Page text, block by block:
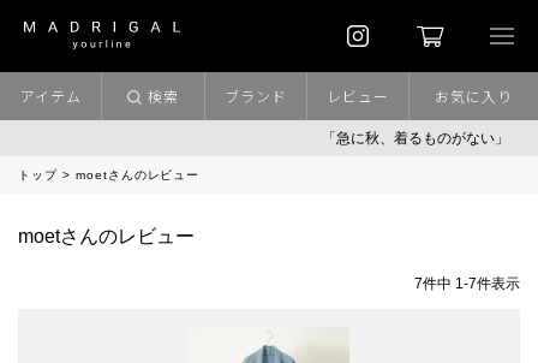
「急に秋、着るものがない」
アイテム 検索 ブランド レビュー お気に入り
トップ moetさんのレビュー
moetさんのレビュー
7件中 1-7件表示